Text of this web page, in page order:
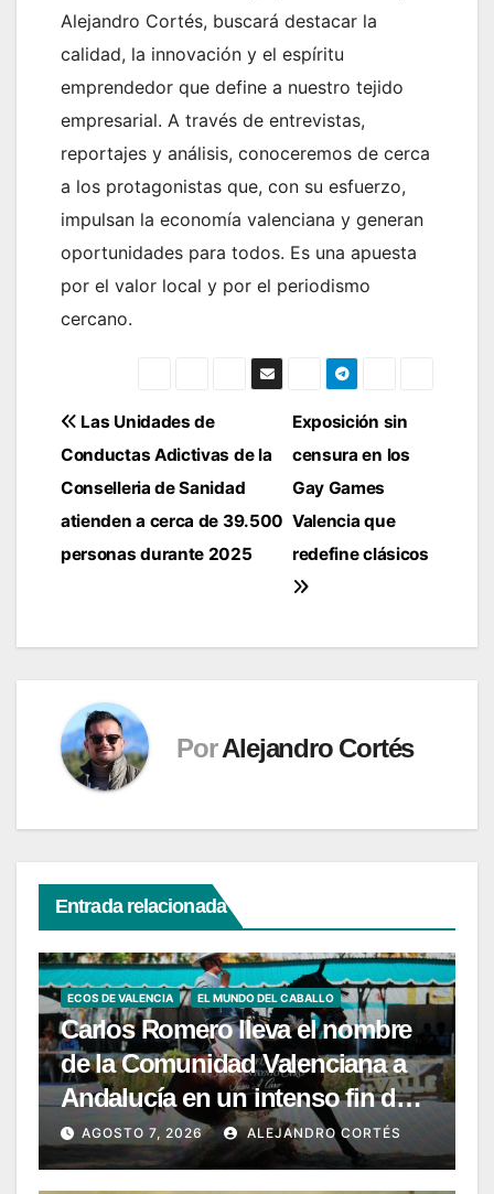
Alejandro Cortés, buscará destacar la
calidad, la innovación y el espíritu
emprendedor que define a nuestro tejido
empresarial. A través de entrevistas,
reportajes y análisis, conoceremos de cerca
a los protagonistas que, con su esfuerzo,
impulsan la economía valenciana y generan
oportunidades para todos. Es una apuesta
por el valor local y por el periodismo
cercano.
Navegación
de
entradas
Exposición sin
censura en los
Gay Games
Valencia que
redefine clásicos
Las Unidades de
Conductas Adictivas de la
Conselleria de Sanidad
atienden a cerca de 39.500
personas durante 2025
Por Alejandro Cortés
Entrada relacionada
ECOS DE VALENCIA EL MUNDO DEL CABALLO
Carlos Romero lleva el nombre
de la Comunidad Valenciana a
Andalucía en un intenso fin de
semana de Doma Vaquera
AGOSTO 7, 2026 ALEJANDRO CORTÉS